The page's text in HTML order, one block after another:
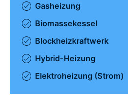
Gasheizung
Biomassekessel
Blockheizkraftwerk
Hybrid-Heizung
Elektroheizung (Strom)